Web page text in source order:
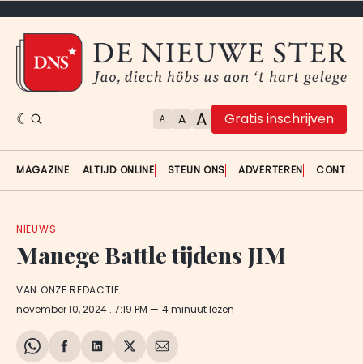
A A A Gratis inschrijven
MAGAZINE ALTIJD ONLINE STEUN ONS ADVERTEREN
NIEUWS
Manege Battle tijdens JIM
VAN ONZE REDACTIE
november 10, 2024 . 7:19 PM 4 minuut lezen
ShareDelenDelenShareDeel